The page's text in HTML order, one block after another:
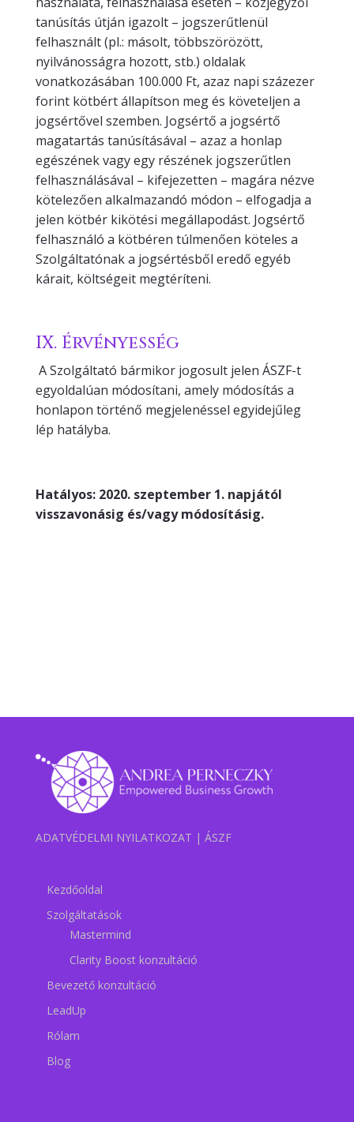
tanúsítás útján igazolt – jogszerűtlenül
felhasznált (pl.: másolt, többszörözött,
nyilvánosságra hozott, stb.) oldalak
vonatkozásában 100.000 Ft, azaz napi százezer
forint kötbért állapítson meg és követeljen a
jogsértővel szemben. Jogsértő a jogsértő
magatartás tanúsításával – azaz a honlap
egészének vagy egy részének jogszerűtlen
felhasználásával – kifejezetten – magára nézve
kötelezően alkalmazandó módon – elfogadja a
jelen kötbér kikötési megállapodást. Jogsértő
felhasználó a kötbéren túlmenően köteles a
Szolgáltatónak a jogsértésből eredő egyéb
kárait, költségeit megtéríteni.
IX. Érvényesség
A Szolgáltató bármikor jogosult jelen ÁSZF-t
egyoldalúan módosítani, amely módosítás a
honlapon történő megjelenéssel egyidejűleg
lép hatályba.
Hatályos: 2020. szeptember 1. napjától
visszavonásig és/vagy módosításig.
ADATVÉDELMI NYILATKOZAT | ÁSZF
Kezdőoldal
Szolgáltatások
Mastermind
Clarity Boost konzultáció
Bevezető konzultáció
LeadUp
Rólam
Blog